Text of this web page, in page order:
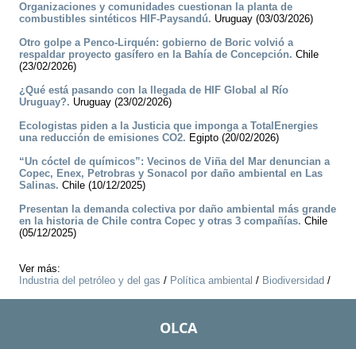
Organizaciones y comunidades cuestionan la planta de
combustibles sintéticos HIF-Paysandú. Uruguay (03/03/2026)
Otro golpe a Penco-Lirquén: gobierno de Boric volvió a
respaldar proyecto gasífero en la Bahía de Concepción. Chile
(23/02/2026)
¿Qué está pasando con la llegada de HIF Global al Río
Uruguay?. Uruguay (23/02/2026)
Ecologistas piden a la Justicia que imponga a TotalEnergies
una reducción de emisiones CO2. Egipto (20/02/2026)
“Un cóctel de químicos”: Vecinos de Viña del Mar denuncian a
Copec, Enex, Petrobras y Sonacol por daño ambiental en Las
Salinas. Chile (10/12/2025)
Presentan la demanda colectiva por daño ambiental más grande
en la historia de Chile contra Copec y otras 3 compañías. Chile
(05/12/2025)
Ver más:
Industria del petróleo y del gas / Política ambiental / Biodiversidad /
OLCA